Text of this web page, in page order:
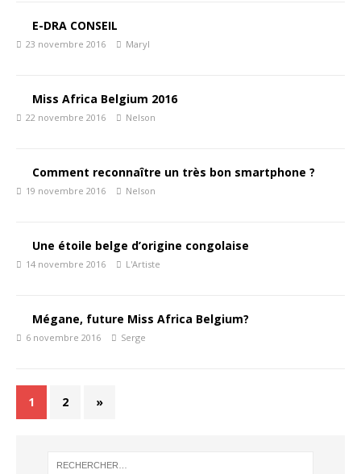
E-DRA CONSEIL
23 novembre 2016 Maryl
Miss Africa Belgium 2016
22 novembre 2016 Nelson
Comment reconnaître un très bon smartphone ?
19 novembre 2016 Nelson
Une étoile belge d’origine congolaise
14 novembre 2016 L'Artiste
Mégane, future Miss Africa Belgium?
6 novembre 2016 Serge
1 2 »